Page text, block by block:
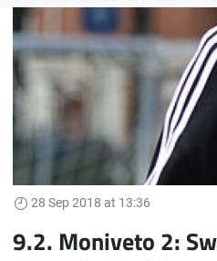
28 Sep 2018 at 13:36
9.2. Moniveto 2: